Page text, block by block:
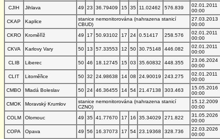
CJIH
Jihlava 49 23 36.79409 15 35 11.02462 576.839
02.01.2011
00:00
CKAP
Kaplice
stanice nemonitorována (nahrazena stanicí
CBUD)
27.03.2013
00:00
CKRO
Kroměříž 49 17 50.93102 17 24 0.51417 258.576
02.01.2011
00:00
CKVA
Karlovy Vary 50 13 57.33553 12 50 30.75148 446.082
02.01.2011
00:00
CLIB
Liberec 50 46 18.12745 15 03 35.60832 448.355
23.06.2024
00:00
CLIT
Litoměřice 50 32 24.98638 14 08 24.90019 243.275
02.01.2011
00:00
CMBO
Mladá Boleslav 50 24 46.36455 14 54 21.47138 303.463
15.05.2016
00:00
CMOK
Moravský Krumlov
stanice nemonitorována (nahrazena stanicí
CZNO)
15.12.2009
00:00
COLM
Olomouc 49 35 41.77670 17 16 35.34029 271.822
31.05.2026
00:00
COPA
Opava 49 56 16.37073 17 54 23.19368 328.736
22.03.2026
00:00